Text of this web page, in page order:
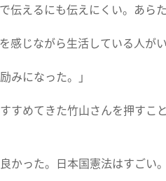
えるにも伝えにくい。あら
じながら生活している人が
みになった。」
めてきた竹山さんを押すこ
かった。日本国憲法はすごい